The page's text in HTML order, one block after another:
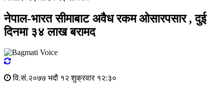
नेपाल-भारत सीमाबाट अवैध रकम ओसारपसार , दुई
दिनमा ३४ लाख बरामद
वि.सं.२०७७ भदौ १२ शुक्रवार १२:३०